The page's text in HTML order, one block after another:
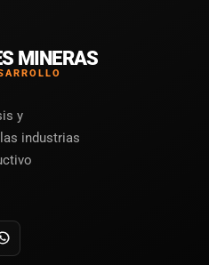
MINERAS
y
industrias